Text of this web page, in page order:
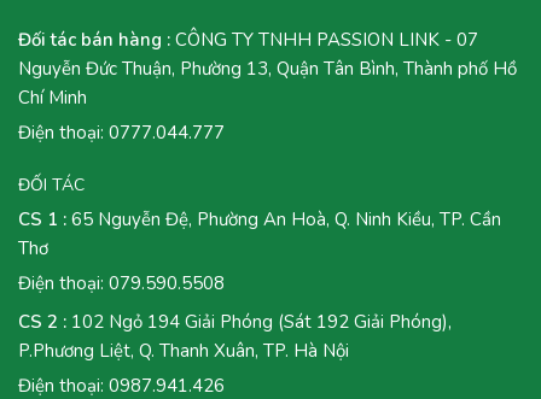
Đối tác bán hàng : CÔNG TY TNHH PASSION LINK - 07
Nguyễn Đức Thuận, Phường 13, Quận Tân Bình, Thành phố Hồ
Chí Minh
Điện thoại: 0777.044.777
ĐỐI TÁC
CS 1 : 65 Nguyễn Đệ, Phường An Hoà, Q. Ninh Kiều, TP. Cần
Thơ
Điện thoại: 079.590.5508
CS 2 : 102 Ngỏ 194 Giải Phóng (Sát 192 Giải Phóng),
P.Phương Liệt, Q. Thanh Xuân, TP. Hà Nội
Điện thoại: 0987.941.426